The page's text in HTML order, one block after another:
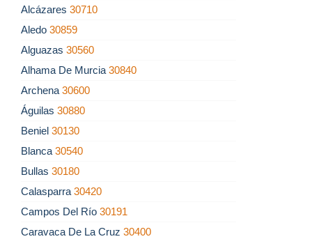
Alcázares 30710
Aledo 30859
Alguazas 30560
Alhama De Murcia 30840
Archena 30600
Águilas 30880
Beniel 30130
Blanca 30540
Bullas 30180
Calasparra 30420
Campos Del Río 30191
Caravaca De La Cruz 30400